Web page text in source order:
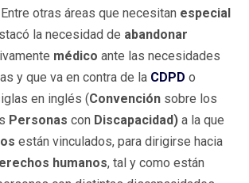
Entre otras áreas que necesitan especial
la necesidad de abandonar
médico ante las necesidades
y que va en contra de la CDPD o
en inglés (Convención sobre los
Personas con Discapacidad) a la que
están vinculados, para dirigirse hacia
humanos, tal y como están